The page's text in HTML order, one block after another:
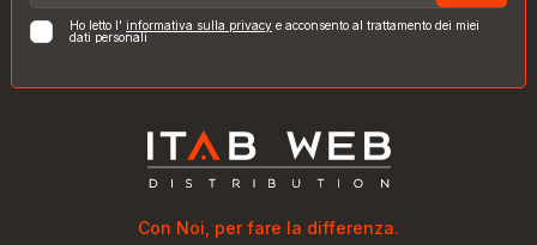
Ho letto l' informativa sulla privacy e acconsento al trattamento dei miei
dati personali
Con Noi, per fare la differenza.